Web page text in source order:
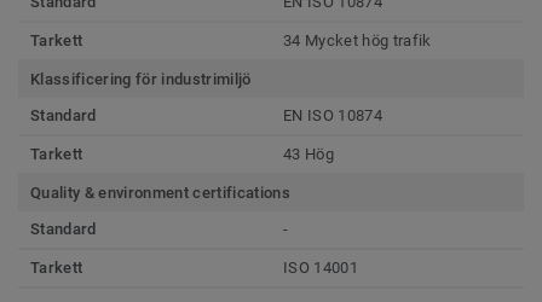
Tarkett 34 Mycket hög trafik
Klassificering för industrimiljö
Standard
EN ISO 10874
Tarkett 43 Hög
Quality & environment certifications
Standard
-
Tarkett ISO 14001